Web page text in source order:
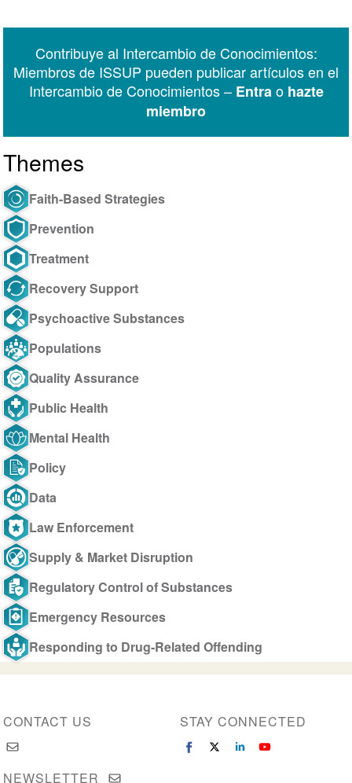
Contribuye al Intercambio de Conocimientos:
Miembros de ISSUP pueden publicar artículos en el
Intercambio de Conocimientos – Entrao hazte
miembro
Themes
Faith-Based Strategies
Prevention
Treatment
Recovery Support
Psychoactive Substances
Populations
Quality Assurance
Public Health
Mental Health
Policy
Data
Law Enforcement
Supply & Market Disruption
Regulatory Control of Substances
Emergency Resources
Responding to Drug-Related Offending
CONTACT US STAY CONNECTED
NEWSLETTER